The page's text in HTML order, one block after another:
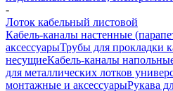
-
Лоток кабельный листовой
Кабель-каналы настенные
аксессуарыТрубы для прокладки
несущиеКабель-каналы
для металлических лотков
монтажные и аксессуарыРукава